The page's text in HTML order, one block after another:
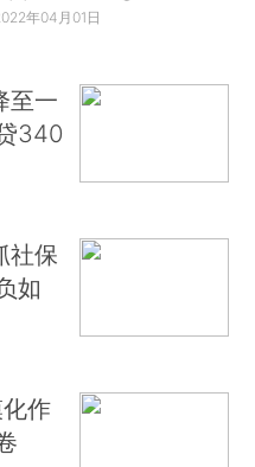
年04月01日
至一
340
社保
如
作